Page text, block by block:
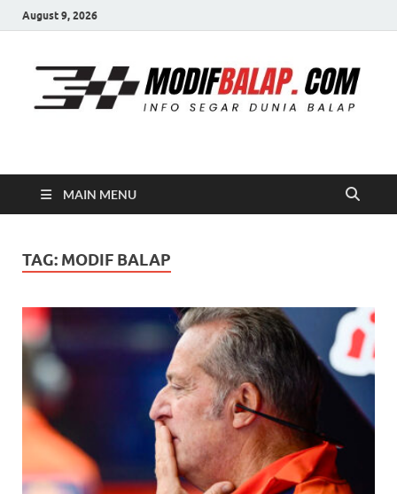
August 9, 2026
Modif Balap
MAIN MENU
TAG: MODIF BALAP